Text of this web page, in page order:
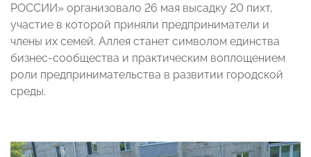
РОССИИ» организовало 26 мая высадку 20 пихт,
участие в которой приняли предприниматели и
члены их семей. Аллея станет символом единства
бизнес-сообщества и практическим воплощением
роли предпринимательства в развитии городской
среды.